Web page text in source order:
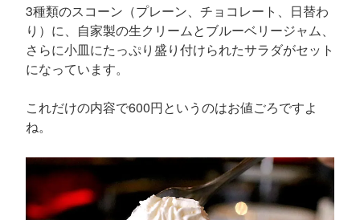
3種類のスコーン（プレーン、チョコレート、日替わ
り）に、自家製の生クリームとブルーベリージャム、
さらに小皿にたっぷり盛り付けられたサラダがセット
になっています。
これだけの内容で600円というのはお値ごろですよ
ね。